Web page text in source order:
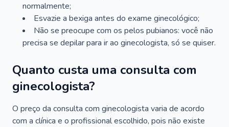
normalmente;
Esvazie a bexiga antes do exame ginecológico;
Não se preocupe com os pelos pubianos: você não
precisa se depilar para ir ao ginecologista, só se quiser.
Quanto custa uma consulta com
ginecologista?
O preço da consulta com ginecologista varia de acordo
com a clínica e o profissional escolhido, pois não existe